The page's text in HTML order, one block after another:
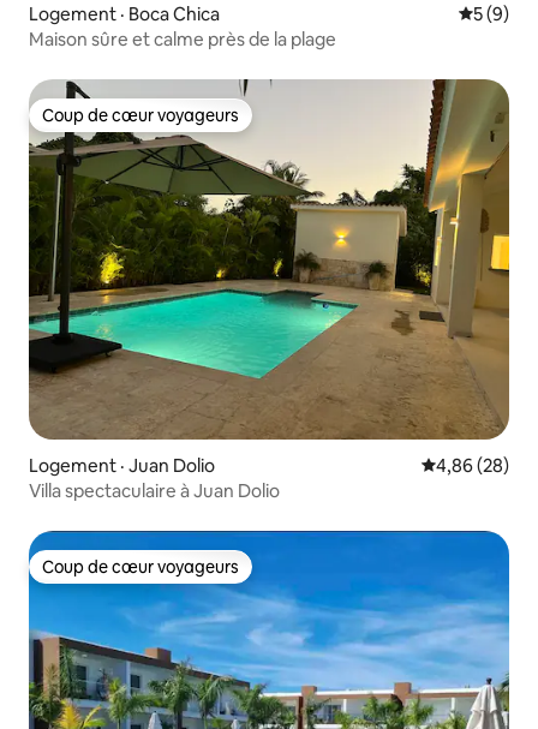
Logement · Boca Chica Note
5 (9)
Maison sûre et calme près de la plage
Coup de cœur voyageurs
Coup de cœur voyageurs
Logement · Juan Dolio Note
4,86 (28)
Villa spectaculaire à Juan Dolio
Coup de cœur voyageurs
Coup de cœur voyageurs